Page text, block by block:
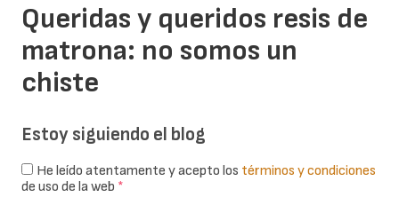
Queridas y queridos resis de
matrona: no somos un
chiste
Estoy siguiendo el blog
He leído atentamente y acepto los términos y condiciones
de uso de la web *